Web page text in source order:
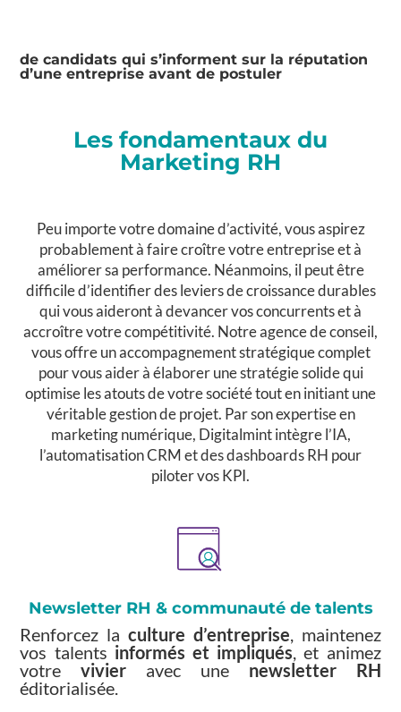
de candidats qui s’informent sur la réputation
d’une entreprise avant de postuler
Les fondamentaux du
Marketing RH
Peu importe votre domaine d’activité, vous aspirez
probablement à faire croître votre entreprise et à
améliorer sa performance. Néanmoins, il peut être
difficile d’identifier des leviers de croissance durables
qui vous aideront à devancer vos concurrents et à
accroître votre compétitivité. Notre agence de conseil,
vous offre un accompagnement stratégique complet
pour vous aider à élaborer une stratégie solide qui
optimise les atouts de votre société tout en initiant une
véritable gestion de projet. Par son expertise en
marketing numérique, Digitalmint intègre l’IA,
l’automatisation CRM et des dashboards RH pour
piloter vos KPI.
Newsletter RH & communauté de talents
Renforcez la culture d’entreprise , maintenez
vos talents informés et impliqués , et animez
votrevivier avec une newsletter RH
éditorialisée.